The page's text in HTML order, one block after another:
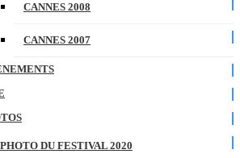
CANNES 2008
CANNES 2007
DU FESTIVAL 2020